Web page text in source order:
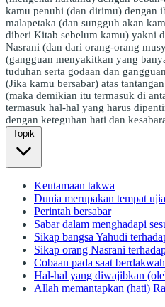
kamu penuhi (dan dirimu) dengan
malapetaka (dan sungguh akan
diberi Kitab sebelum kamu) yakni
Nasrani (dan dari orang-orang
(gangguan menyakitkan yang
tuduhan serta godaan dan
(Jika kamu bersabar) atas
(maka demikian itu termasuk di
termasuk hal-hal yang harus
dengan keteguhan hati dan
Topik
Keutamaan takwa
Dunia merupakan tempat
Perintah bersabar
Sabar dalam menghadapi
Sikap bangsa Yahudi
Sikap orang Nasrani
Cobaan pada saat berdakwah
Hal-hal yang diwajibkan
Allah memantapkan (hati)